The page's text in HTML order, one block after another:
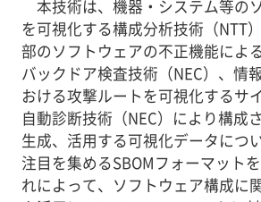
本技術は、機器・システム等の
を可視化する構成分析技術（NTT
部のソフトウェアの不正機能によ
バックドア検査技術（NEC）、情
おける攻撃ルートを可視化するサ
自動診断技術（NEC）により構成
生成、活用する可視化データにつ
注目を集めるSBOMフォーマット
れによって、ソフトウェア構成に